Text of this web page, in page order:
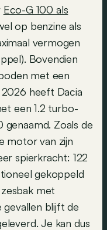
Eco-G 100 als
op benzine als
vermogen
Bovendien
met een
heeft Dacia
een 1.2 turbo-
genaamd. Zoals de
motor van zijn
spierkracht: 122
gekoppeld
met
gevallen blijft de
Je kan dus